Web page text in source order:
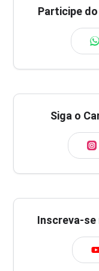
Participe
Siga o
Inscreva-se